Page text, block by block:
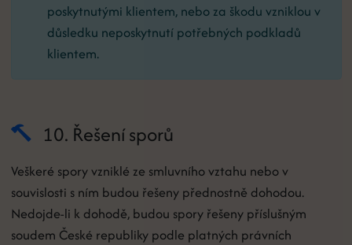
poskytnutými klientem, nebo za škodu vzniklou v
důsledku neposkytnutí potřebných podkladů
klientem.
10. Řešení sporů
Veškeré spory vzniklé ze smluvního vztahu nebo v
souvislosti s ním budou řešeny přednostně dohodou.
Nedojde-li k dohodě, budou spory řešeny příslušným
soudem České republiky podle platných právních